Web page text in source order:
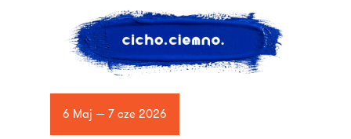
6 Maj — 7 cze 2026